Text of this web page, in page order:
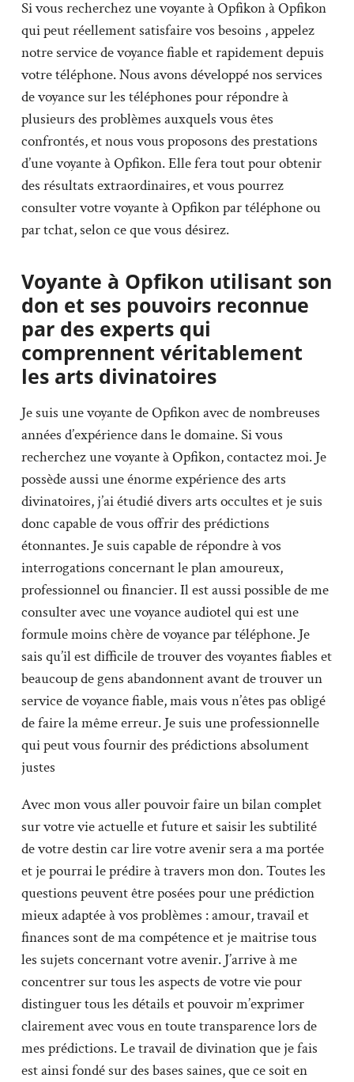
Si vous recherchez une voyante à Opfikon à Opfikon
qui peut réellement satisfaire vos besoins , appelez
notre service de voyance fiable et rapidement depuis
votre téléphone. Nous avons développé nos services
de voyance sur les téléphones pour répondre à
plusieurs des problèmes auxquels vous êtes
confrontés, et nous vous proposons des prestations
d’une voyante à Opfikon. Elle fera tout pour obtenir
des résultats extraordinaires, et vous pourrez
consulter votre voyante à Opfikon par téléphone ou
par tchat, selon ce que vous désirez.
Voyante à Opfikon utilisant son
don et ses pouvoirs reconnue
par des experts qui
comprennent véritablement
les arts divinatoires
Je suis une voyante de Opfikon avec de nombreuses
années d’expérience dans le domaine. Si vous
recherchez une voyante à Opfikon, contactez moi. Je
possède aussi une énorme expérience des arts
divinatoires, j’ai étudié divers arts occultes et je suis
donc capable de vous offrir des prédictions
étonnantes. Je suis capable de répondre à vos
interrogations concernant le plan amoureux,
professionnel ou financier. Il est aussi possible de me
consulter avec une voyance audiotel qui est une
formule moins chère de voyance par téléphone. Je
sais qu’il est difficile de trouver des voyantes fiables et
beaucoup de gens abandonnent avant de trouver un
service de voyance fiable, mais vous n’êtes pas obligé
de faire la même erreur. Je suis une professionnelle
qui peut vous fournir des prédictions absolument
justes
Avec mon vous aller pouvoir faire un bilan complet
sur votre vie actuelle et future et saisir les subtilité
de votre destin car lire votre avenir sera a ma portée
et je pourrai le prédire à travers mon don. Toutes les
questions peuvent être posées pour une prédiction
mieux adaptée à vos problèmes : amour, travail et
finances sont de ma compétence et je maitrise tous
les sujets concernant votre avenir. J’arrive à me
concentrer sur tous les aspects de votre vie pour
distinguer tous les détails et pouvoir m’exprimer
clairement avec vous en toute transparence lors de
mes prédictions. Le travail de divination que je fais
est ainsi fondé sur des bases saines, que ce soit en